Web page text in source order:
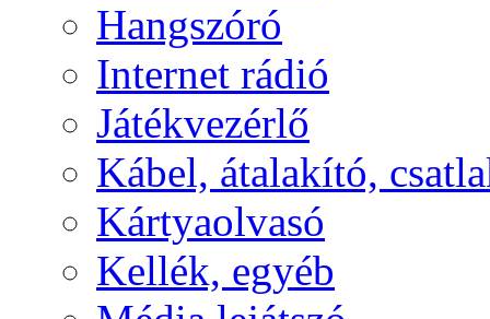
Hangszóró
Internet rádió
Játékvezérlő
Kábel, átalakító,
Kártyaolvasó
Kellék, egyéb